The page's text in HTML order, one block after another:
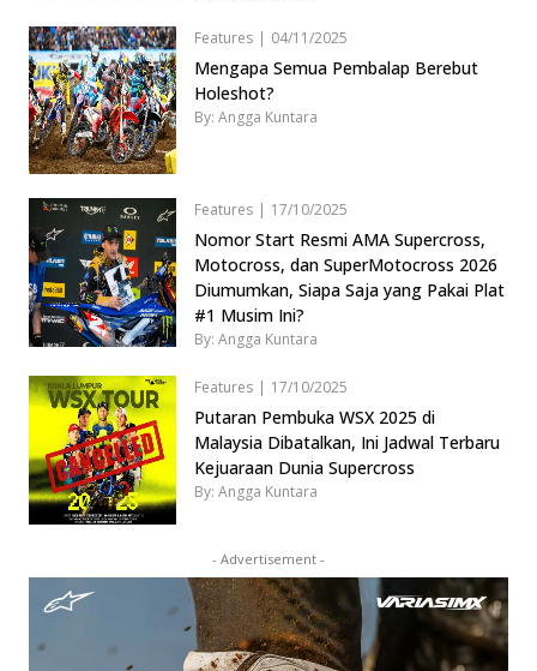
Features | 04/11/2025
Mengapa Semua Pembalap Berebut
Holeshot?
By: Angga Kuntara
Features | 17/10/2025
Nomor Start Resmi AMA Supercross,
Motocross, dan SuperMotocross 2026
Diumumkan, Siapa Saja yang Pakai Plat
#1 Musim Ini?
By: Angga Kuntara
Features | 17/10/2025
Putaran Pembuka WSX 2025 di
Malaysia Dibatalkan, Ini Jadwal Terbaru
Kejuaraan Dunia Supercross
By: Angga Kuntara
- Advertisement -